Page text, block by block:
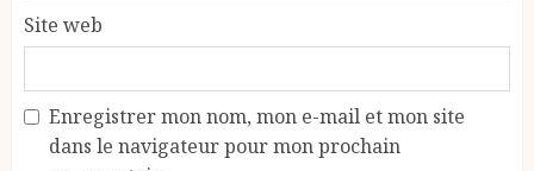
Site web
Enregistrer mon nom, mon e-mail et mon site
dans le navigateur pour mon prochain